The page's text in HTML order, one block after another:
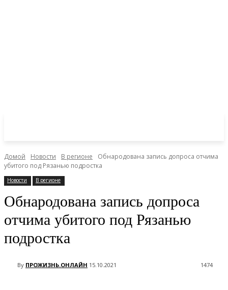
Домой Новости В регионе
Обнародована запись допроса отчима
убитого под Рязанью подростка
Новости В регионе
Обнародована запись допроса
отчима убитого под Рязанью
подростка
By ПРОЖИЗНЬ.ОНЛАЙН 15.10.2021 1474